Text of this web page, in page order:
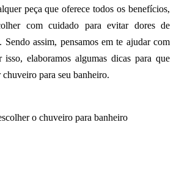
peça que oferece todos os benefícios,
com cuidado para evitar dores de
Sendo assim, pensamos em te ajudar com
elaboramos algumas dicas para que
para seu banheiro.
o chuveiro para banheiro